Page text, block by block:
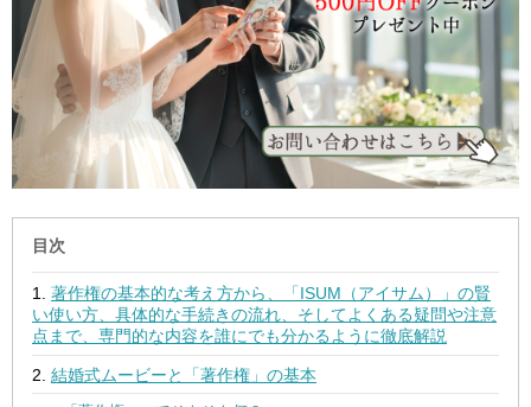
目次
著作権の基本的な考え方から、「ISUM（アイサム）」の賢
い使い方、具体的な手続きの流れ、そしてよくある疑問や注意
点まで、専門的な内容を誰にでも分かるように徹底解説
結婚式ムービーと「著作権」の基本